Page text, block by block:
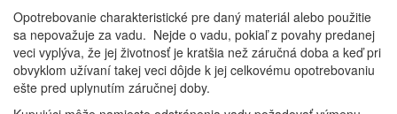
Opotrebovanie charakteristické pre daný materiál alebo použitie
sa nepovažuje za vadu. Nejde o vadu, pokiaľ z povahy predanej
veci vyplýva, že jej životnosť je kratšia než záručná doba a keď pri
obvyklom užívaní takej veci dôjde k jej celkovému opotrebovaniu
ešte pred uplynutím záručnej doby.